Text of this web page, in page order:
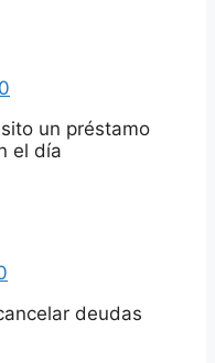
un préstamo
el día
deudas